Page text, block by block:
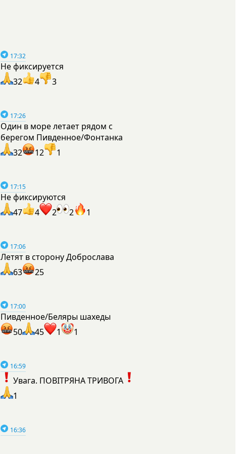
17:32
Не фиксируется
32
4 3
17:26
Один в море летает рядом с
берегом Пивденное/Фонтанка
32
12 1
17:15
Не фиксируются
47
4 2 2 1
17:06
Летят в сторону Доброслава
63
25
17:00
Пивденное/Беляры шахеды
50
45 1 1
16:59
Увага. ПОВІТРЯНА ТРИВОГА
1
16:36